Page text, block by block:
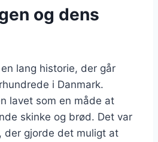
og dens
lang historie, der går
i Danmark.
lavet som en måde at
skinke og brød. Det var
der gjorde det muligt at